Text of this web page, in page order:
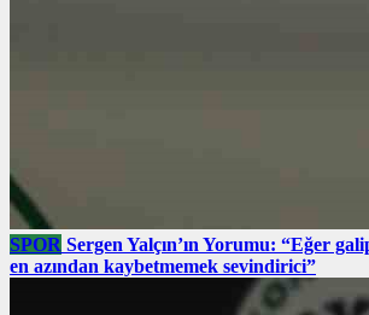
SPOR Sergen Yalçın’ın Yorumu: “Eğer
en azından kaybetmemek sevindirici”